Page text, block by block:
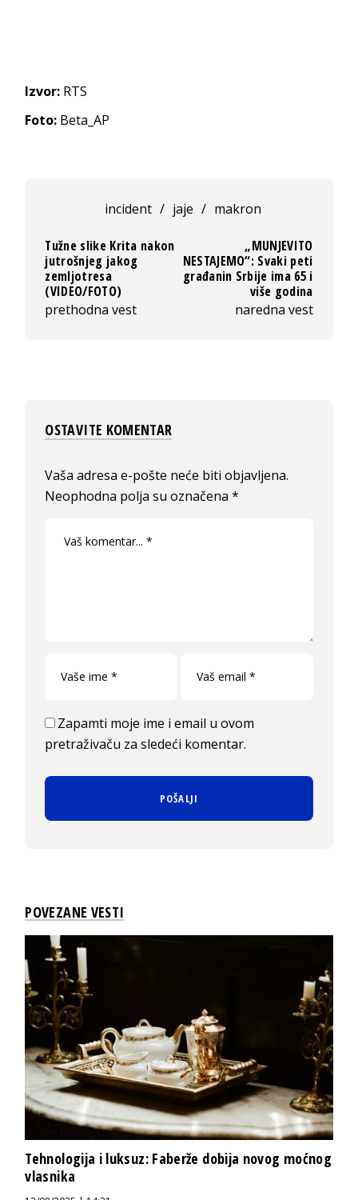
Izvor: RTS
Foto: Beta_AP
incident / jaje / makron
Tužne slike Krita nakon
jutrošnjeg jakog
zemljotresa
(VIDEO/FOTO)
prethodna vest
„MUNJEVITO
NESTAJEMO“: Svaki peti
građanin Srbije ima 65 i
više godina
naredna vest
OSTAVITE KOMENTAR
Vaša adresa e-pošte neće biti objavljena.
Neophodna polja su označena*
Zapamti moje ime i email u ovom
pretraživaču za sledeći komentar.
POVEZANE VESTI
Tehnologija i luksuz: Faberže dobija novog moćnog
vlasnika